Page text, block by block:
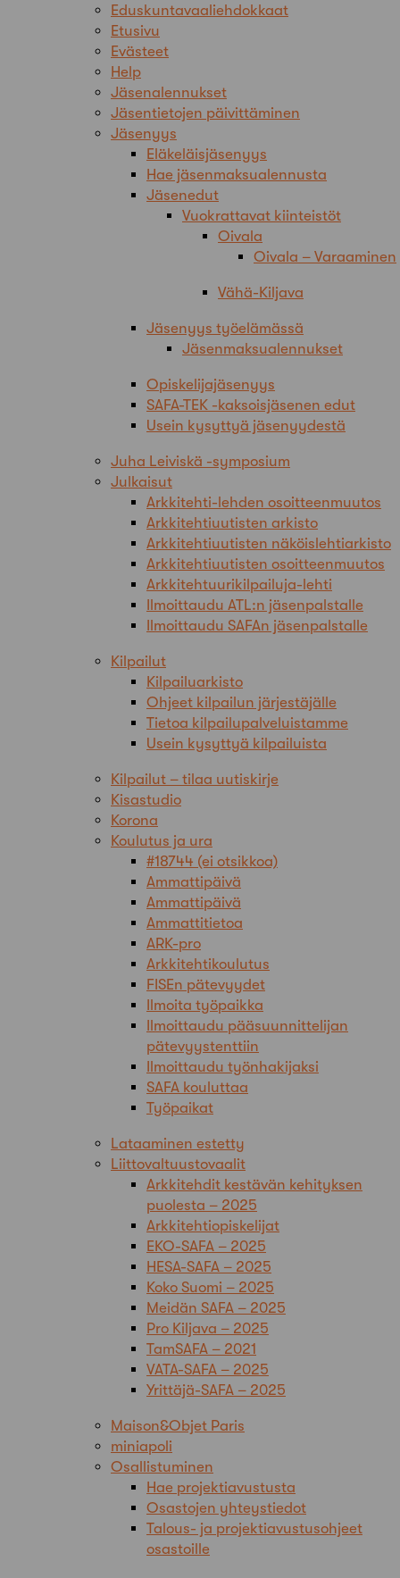
Eduskuntavaaliehdokkaat
Etusivu
Evästeet
Help
Jäsenalennukset
Jäsentietojen päivittäminen
Jäsenyys
Eläkeläisjäsenyys
Hae jäsenmaksualennusta
Jäsenedut
Vuokrattavat kiinteistöt
Oivala
Oivala – Varaaminen
Vähä-Kiljava
Jäsenyys työelämässä
Jäsenmaksualennukset
Opiskelijajäsenyys
SAFA-TEK -kaksoisjäsenen edut
Usein kysyttyä jäsenyydestä
Juha Leiviskä -symposium
Julkaisut
Arkkitehti-lehden osoitteenmuutos
Arkkitehtiuutisten arkisto
Arkkitehtiuutisten näköislehtiarkisto
Arkkitehtiuutisten osoitteenmuutos
Arkkitehtuurikilpailuja-lehti
Ilmoittaudu ATL:n jäsenpalstalle
Ilmoittaudu SAFAn jäsenpalstalle
Kilpailut
Kilpailuarkisto
Ohjeet kilpailun järjestäjälle
Tietoa kilpailupalveluistamme
Usein kysyttyä kilpailuista
Kilpailut – tilaa uutiskirje
Kisastudio
Korona
Koulutus ja ura
#18744 (ei otsikkoa)
Ammattipäivä
Ammattipäivä
Ammattitietoa
ARK-pro
Arkkitehtikoulutus
FISEn pätevyydet
Ilmoita työpaikka
Ilmoittaudu pääsuunnittelijan
pätevyystenttiin
Ilmoittaudu työnhakijaksi
SAFA kouluttaa
Työpaikat
Lataaminen estetty
Liittovaltuustovaalit
Arkkitehdit kestävän kehityksen
puolesta – 2025
Arkkitehtiopiskelijat
EKO-SAFA – 2025
HESA-SAFA – 2025
Koko Suomi – 2025
Meidän SAFA – 2025
Pro Kiljava – 2025
TamSAFA – 2021
VATA-SAFA – 2025
Yrittäjä-SAFA – 2025
Maison&Objet Paris
miniapoli
Osallistuminen
Hae projektiavustusta
Osastojen yhteystiedot
Talous- ja projektiavustusohjeet
osastoille